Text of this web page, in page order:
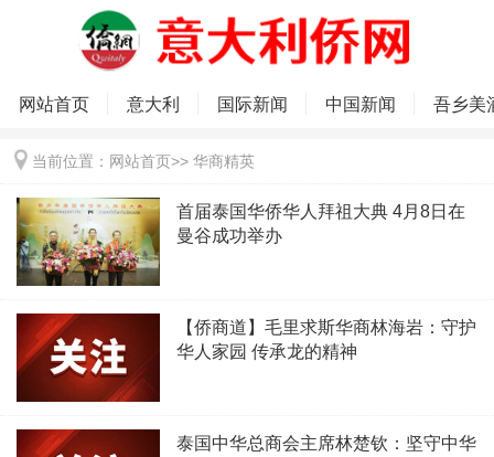
网站首页 意大利 国际新闻 中国新闻 吾乡美
当前位置： 网站首页>> 华商精英
首届泰国华侨华人拜祖大典 4月8日在
曼谷成功举办
【侨商道】毛里求斯华商林海岩：守护
华人家园 传承龙的精神
泰国中华总商会主席林楚钦：坚守中华